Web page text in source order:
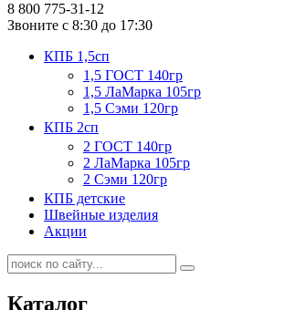
8 800 775-31-12
Звоните с 8:30 до 17:30
КПБ 1,5сп
1,5 ГОСТ 140гр
1,5 ЛаМарка 105гр
1,5 Сэми 120гр
КПБ 2сп
2 ГОСТ 140гр
2 ЛаМарка 105гр
2 Сэми 120гр
КПБ детские
Швейные изделия
Акции
Каталог